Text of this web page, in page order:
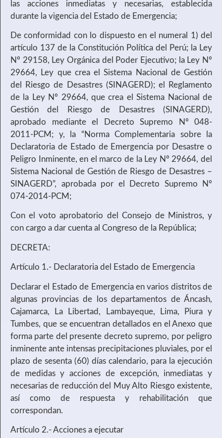
las acciones inmediatas y necesarias, establecida
durante la vigencia del Estado de Emergencia;
De conformidad con lo dispuesto en el numeral 1) del
artículo 137 de la Constitución Política del Perú; la Ley
Nº 29158, Ley Orgánica del Poder Ejecutivo; la Ley Nº
29664, Ley que crea el Sistema Nacional de Gestión
del Riesgo de Desastres (SINAGERD); el Reglamento
de la Ley Nº 29664, que crea el Sistema Nacional de
Gestión del Riesgo de Desastres (SINAGERD),
aprobado mediante el Decreto Supremo Nº 048-
2011-PCM; y, la “Norma Complementaria sobre la
Declaratoria de Estado de Emergencia por Desastre o
Peligro Inminente, en el marco de la Ley Nº 29664, del
Sistema Nacional de Gestión de Riesgo de Desastres –
SINAGERD”, aprobada por el
Decreto Supremo Nº
074-2014-PCM;
Con el voto aprobatorio del Consejo de Ministros, y
con cargo a dar cuenta al Congreso de la República;
DECRETA:
Artículo 1.- Declaratoria del Estado de Emergencia
Declarar el Estado de Emergencia en varios distritos de
algunas provincias de los departamentos de Áncash,
Cajamarca, La Libertad, Lambayeque, Lima, Piura y
Tumbes, que se encuentran detallados en el Anexo que
forma parte del presente decreto supremo, por peligro
inminente ante intensas precipitaciones pluviales, por el
plazo de sesenta (60) días calendario, para la ejecución
de medidas y acciones de excepción, inmediatas y
necesarias de reducción del Muy Alto Riesgo existente,
así como de respuesta y rehabilitación que
correspondan.
Artículo 2.- Acciones a ejecutar